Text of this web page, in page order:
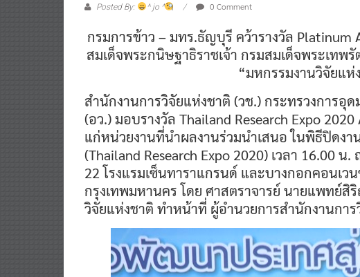
Posted By: ^ jo ^ 0 Comment
กรมการข้าว – มทร.ธัญบุรี คว้ารางวัล Platinum
สมเด็จพระกนิษฐาธิราชเจ้า กรมสมเด็จพระเทพ
“มหกรรมงานวิจัยแห่
สำนักงานการวิจัยแห่งชาติ (วช.) กระทรวงการอุ
(อว.) มอบรางวัล Thailand Research Expo
แก่หน่วยงานที่นำผลงานร่วมนำเสนอ ในพิธีปิดงา
(Thailand Research Expo 2020) เวลา 16.00
22 โรงแรมเซ็นทาราแกรนด์ และบางกอกคอนเว
กรุงเทพมหานคร โดย ศาสตราจารย์ นายแพทย์สิ
วิจัยแห่งชาติ ทำหน้าที่ ผู้อำนวยการสำนักงานกา